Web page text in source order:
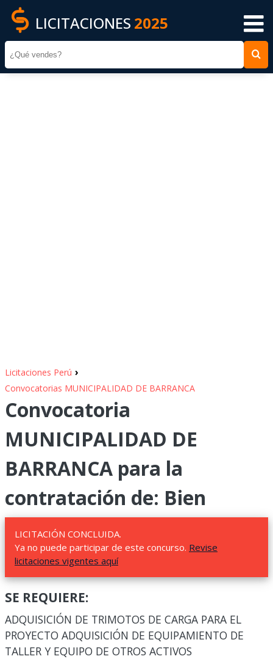
LICITACIONES 2025
Licitaciones Perú ›
Convocatorias MUNICIPALIDAD DE BARRANCA
Convocatoria
MUNICIPALIDAD DE
BARRANCA para la
contratación de: Bien
LICITACIÓN CONCLUIDA.
Ya no puede participar de este concurso. Revise
licitaciones vigentes aquí
SE REQUIERE:
ADQUISICIÓN DE TRIMOTOS DE CARGA PARA EL
PROYECTO ADQUISICIÓN DE EQUIPAMIENTO DE
TALLER Y EQUIPO DE OTROS ACTIVOS